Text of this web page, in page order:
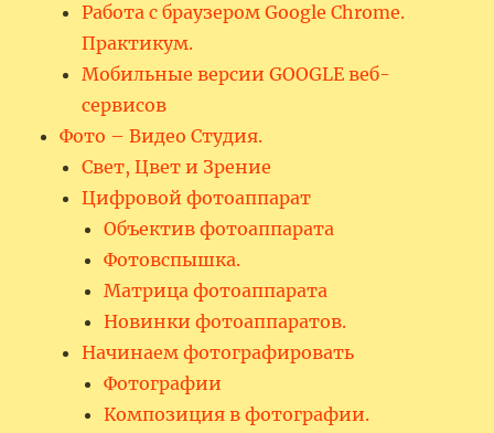
Работа с браузером Google Chrome.
Практикум.
Мобильные версии GOOGLE веб-
сервисов
Фото – Видео Студия.
Свет, Цвет и Зрение
Цифровой фотоаппарат
Объектив фотоаппарата
Фотовспышка.
Матрица фотоаппарата
Новинки фотоаппаратов.
Начинаем фотографировать
Фотографии
Композиция в фотографии.